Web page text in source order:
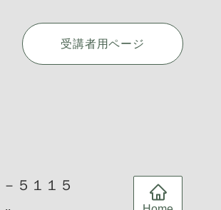
受講者用ページ
５１１５